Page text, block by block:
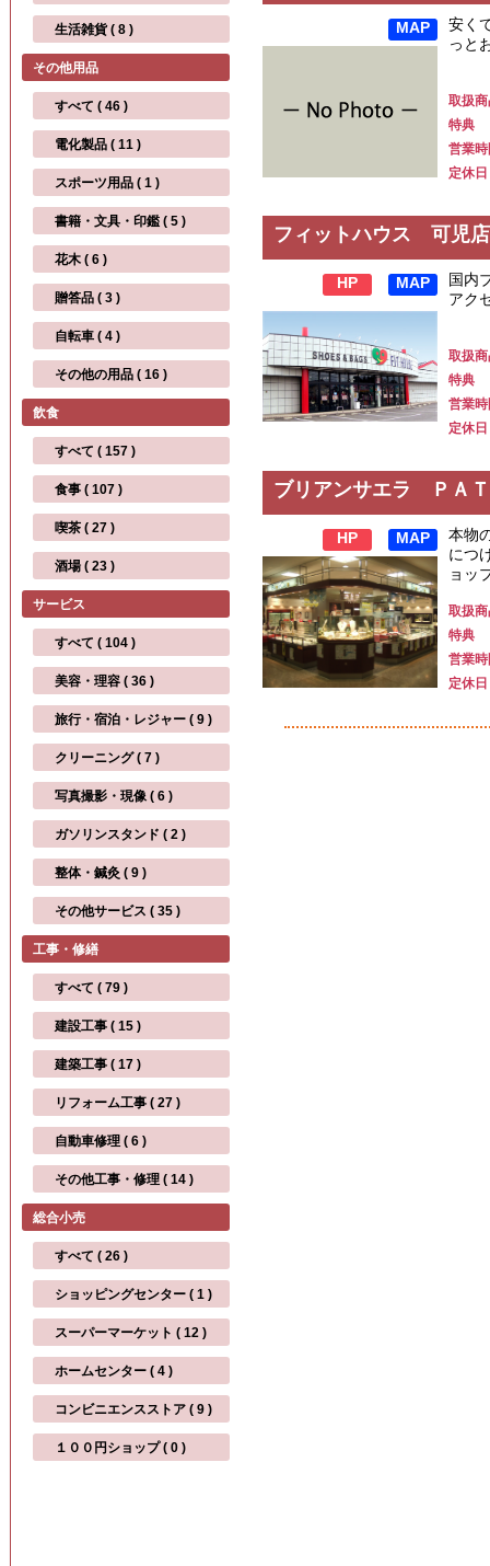
生活雑貨 ( 8 )
その他用品
すべて ( 46 )
電化製品 ( 11 )
スポーツ用品 ( 1 )
書籍・文具・印鑑 ( 5 )
花木 ( 6 )
贈答品 ( 3 )
自転車 ( 4 )
その他の用品 ( 16 )
飲食
すべて ( 157 )
食事 ( 107 )
喫茶 ( 27 )
酒場 ( 23 )
サービス
すべて ( 104 )
美容・理容 ( 36 )
旅行・宿泊・レジャー ( 9 )
クリーニング ( 7 )
写真撮影・現像 ( 6 )
ガソリンスタンド ( 2 )
整体・鍼灸 ( 9 )
その他サービス ( 35 )
工事・修繕
すべて ( 79 )
建設工事 ( 15 )
建築工事 ( 17 )
リフォーム工事 ( 27 )
自動車修理 ( 6 )
その他工事・修理 ( 14 )
総合小売
すべて ( 26 )
ショッピングセンター ( 1 )
スーパーマーケット ( 12 )
ホームセンター ( 4 )
コンビニエンスストア ( 9 )
１００円ショップ ( 0 )
MAP
安く
っと
取扱
特典
営業
定休日
フィットハウス 可児店
MAP
HP
国内
アク
取扱
特典
営業
定休日
ブリアンサエラ ＰＡ
MAP
HP
本物
につ
ョッ
取扱
特典
営業
定休日